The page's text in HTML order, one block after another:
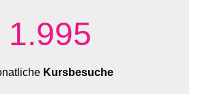
2.089
Kursbesuche